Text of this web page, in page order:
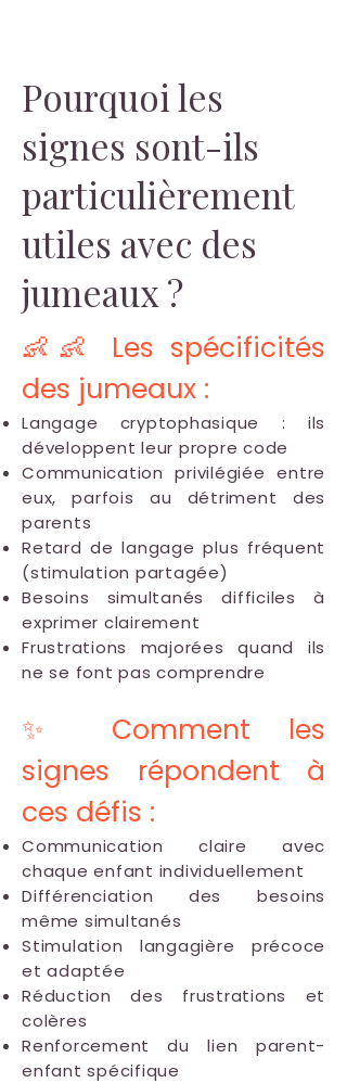
Pourquoi les
signes sont-ils
particulièrement
utiles avec des
jumeaux ?
👶👶 Les spécificités
des jumeaux :
Langage cryptophasique : ils
développent leur propre code
Communication privilégiée entre
eux, parfois au détriment des
parents
Retard de langage plus fréquent
(stimulation partagée)
Besoins simultanés difficiles à
exprimer clairement
Frustrations majorées quand ils
ne se font pas comprendre
✨ Comment les
signes répondent à
ces défis :
Communication claire avec
chaque enfant individuellement
Différenciation des besoins
même simultanés
Stimulation langagière précoce
et adaptée
Réduction des frustrations et
colères
Renforcement du lien parent-
enfant spécifique